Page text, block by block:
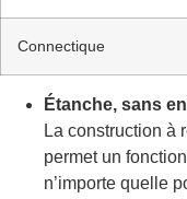
Connectique
Étanche, sans
La construction à
permet un
n’importe quelle